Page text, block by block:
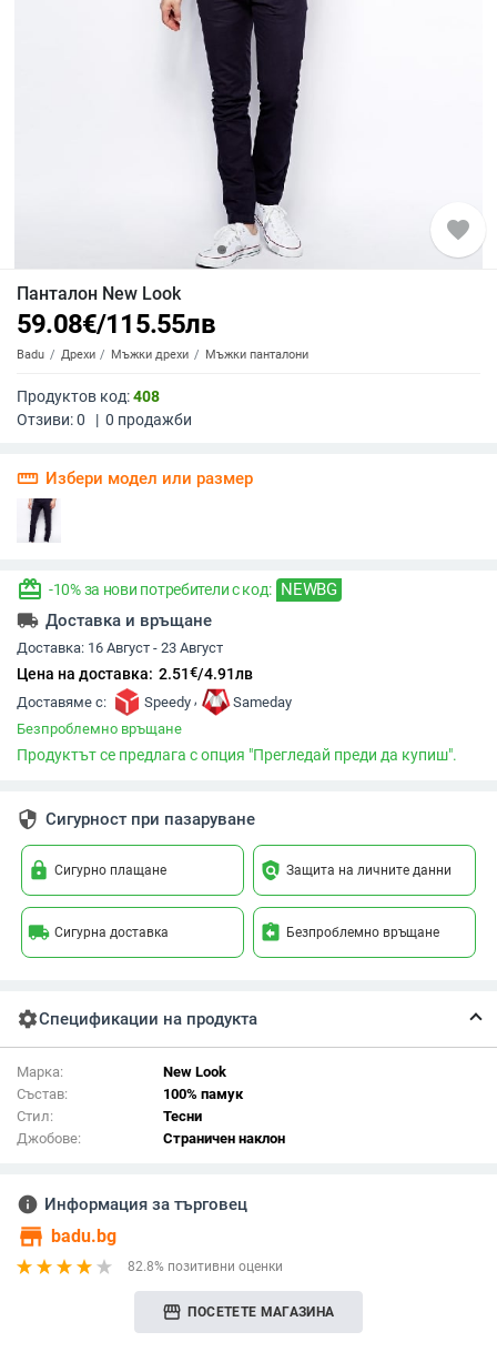
favorite
Панталон New Look
59.08€/115.55лв
Badu Дрехи Мъжки дрехи Мъжки панталони
Продуктов код:408
Отзиви:0 | 0 продажби
straighten Избери модел или размер
redeem -10% за нови потребители с код: NEWBG
local_shipping Доставка и връщане
Доставка: 16 Август - 23 Август
Цена на доставка: 2.51€/4.91лв
Доставяме с: Speedy ,
Sameday
Безпроблемно връщане
Продуктът се предлага с опция "Прегледай преди да купиш".
security Сигурност при пазаруване
lock Сигурно плащане policy Защита на личните данни
local_shipping Сигурна доставка assignment_return Безпроблемно връщане
settingsСпецификации на продукта
Марка:
New Look
Състав:
100% памук
Стил:
Тесни
Джобове:
Страничен наклон
info Информация за търговец
store badu.bg
82.8% позитивни оценки
storefront ПОСЕТЕТЕ МАГАЗИНА